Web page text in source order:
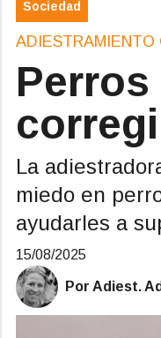
Sociedad
ADIESTRAMIENTO
La
miedo en
ayudarles a
15/08/2025
Por Adiest.